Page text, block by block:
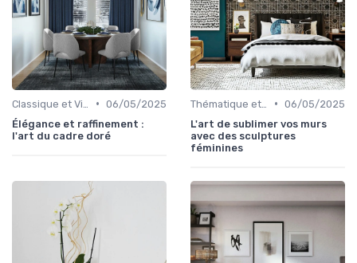
• 06/05/2025
Élégance et raffinement :
l'art du cadre doré
• 06/05/2025
L'art de sublimer vos murs
avec des sculptures
féminines